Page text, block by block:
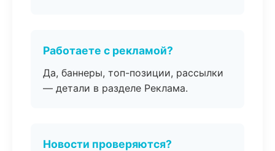
Работаете с рекламой?
Да, баннеры, топ-позиции, рассылки
— детали в разделе Реклама.
Новости проверяются?